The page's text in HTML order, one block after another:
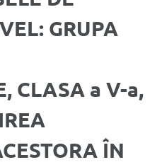
GRUPA
CLASA a V-a,
ÎN